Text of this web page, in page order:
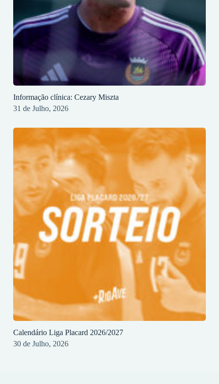
Informação clínica: Cezary Miszta
31 de Julho, 2026
Calendário Liga Placard 2026/2027
30 de Julho, 2026